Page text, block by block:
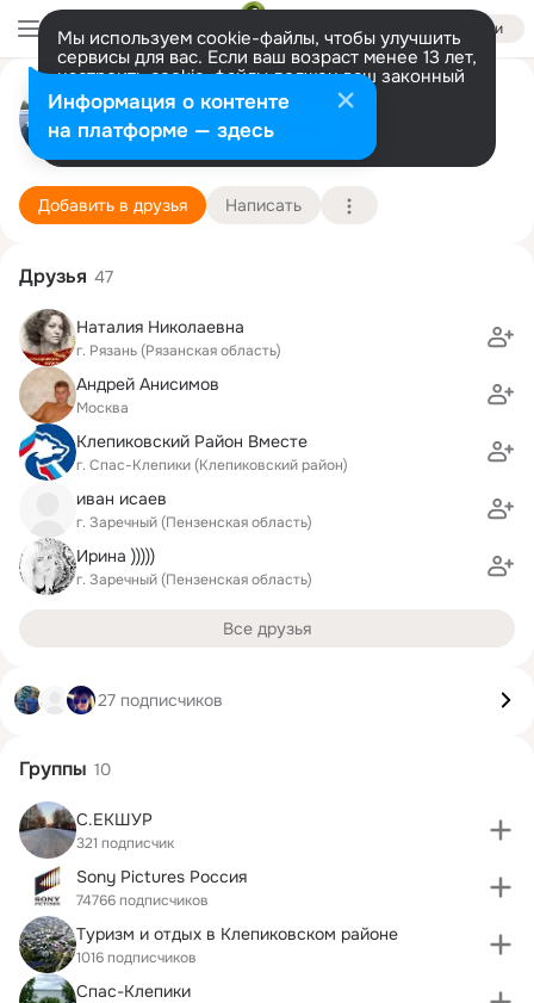
Войти
Мы используем cookie-файлы, чтобы улучшить
сервисы для вас. Если ваш возраст менее 13 лет,
настроить cookie-файлы должен ваш законный
представитель. Больше информации
Разрешить все Настроить
Павел Максимов
Москва 20 июня (51 год)
Подробнее
Добавить в друзья Написать
Друзья 47
Наталия Николаевна
г. Рязань (Рязанская область)
Андрей Анисимов
Москва
Клепиковский Район Вместе
г. Спас-Клепики (Клепиковский район)
иван исаев
г. Заречный (Пензенская область)
Ирина )))))
г. Заречный (Пензенская область)
Все друзья
27 подписчиков
Группы 10
С.ЕКШУР
321 подписчик
Sony Pictures Россия
74766 подписчиков
Туризм и отдых в Клепиковском районе
1016 подписчиков
Спас-Клепики
Информация о контенте
на платформе — здесь